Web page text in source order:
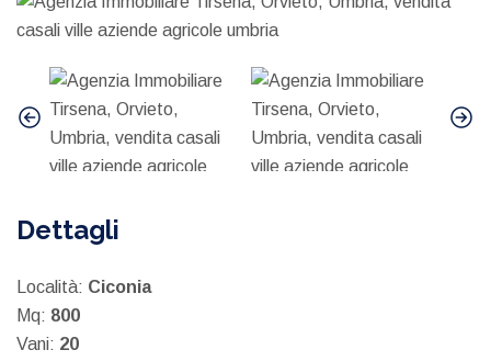
Dettagli
Località: Ciconia
Mq: 800
Vani: 20